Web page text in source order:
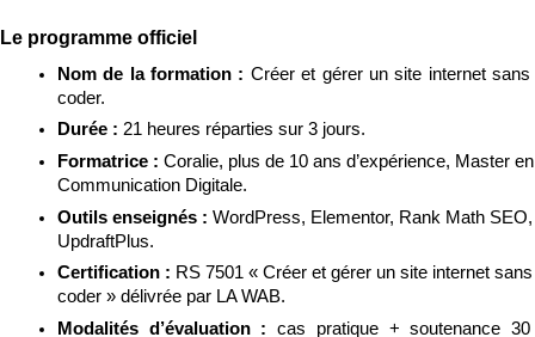
Le programme officiel
Nom de la formation : Créer et gérer un site internet sans
coder.
Durée : 21 heures réparties sur 3 jours.
Formatrice : Coralie, plus de 10 ans d’expérience, Master en
Communication Digitale.
Outils enseignés : WordPress, Elementor, Rank Math SEO,
UpdraftPlus.
Certification : RS 7501 « Créer et gérer un site internet sans
coder » délivrée par LA WAB.
Modalités d’évaluation : cas pratique + soutenance 30